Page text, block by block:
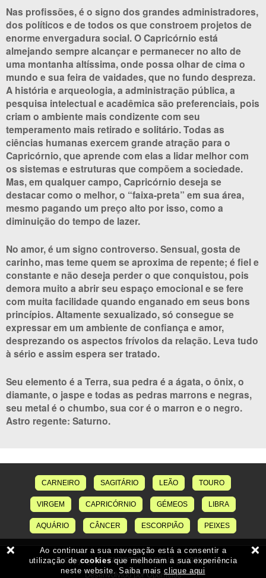
Nas profissões, é o signo dos grandes administradores,
dos políticos e de todos os que constroem projetos de
enorme envergadura social. O Capricórnio está
almejando sempre alcançar e permanecer no alto de
uma montanha altíssima, onde possa olhar de cima o
mundo e sua feira de vaidades, que no fundo despreza.
A história e arqueologia, a administração pública, a
pesquisa intelectual e acadêmica são preferenciais, pois
criam o ambiente mais condizente com seu
temperamento mais retirado e solitário. Todas as
ciências humanas exercem grande atração para o
Capricórnio, que aprende com elas a lidar melhor com
os sistemas e estruturas que compõem a sociedade.
Mas, em qualquer campo, Capricórnio deseja se
destacar como o melhor, o “faixa-preta” em sua área,
mesmo pagando um preço alto por isso, como a
diminuição do tempo de lazer.
No amor, é um signo controverso. Sensual, gosta de
carinho, mas teme quem se aproxima de repente; é fiel e
constante e não deseja perder o que conquistou, pois
demora muito a abrir seu espaço emocional e se fere
com muita facilidade quando enganado em seus bons
princípios. Altamente sexualizado, só consegue se
expressar em um ambiente de confiança e amor,
desprezando os aspectos frívolos da relação. Leva tudo
à sério e assim espera ser tratado.
Seu elemento é a Terra, sua pedra é a ágata, o ônix, o
diamante, o jaspe e todas as pedras marrons e negras,
seu metal é o chumbo, sua cor é o marron e o negro.
Astro regente: Saturno.
CARNEIRO SAGITÁRIO LEÃO TOURO
VIRGEM CAPRICÓRNIO GÉMEOS LIBRA
AQUÁRIO CÂNCER ESCORPIÃO PEIXES
Copyright © TAROTDELACRUZ.pt 2026
Desenvolvido por Optimeios